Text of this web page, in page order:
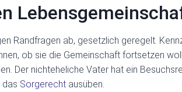
Randfragen ab, gesetzlich geregelt.
ob sie die Gemeinschaft fortsetzen
Der nichteheliche Vater hat ein
das Sorgerecht ausüben.